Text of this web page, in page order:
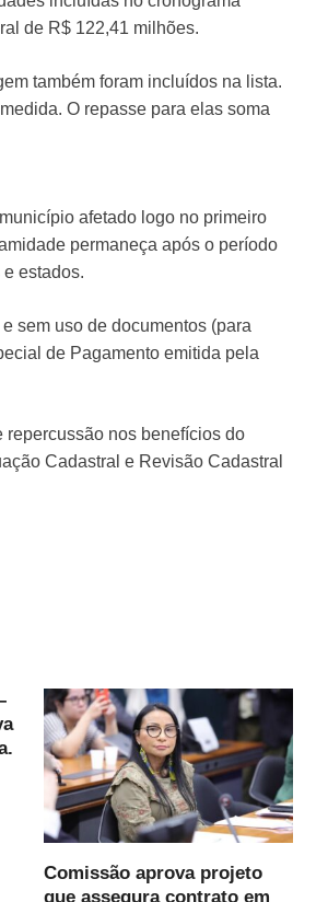
de R$ 122,41 milhões.
também foram incluídos na lista.
O repasse para elas soma
afetado logo no primeiro
permaneça após o período
estados.
sem uso de documentos (para
de Pagamento emitida pela
repercussão nos benefícios do
Cadastral e Revisão Cadastral
Comissão aprova projeto
que assegura contrato em